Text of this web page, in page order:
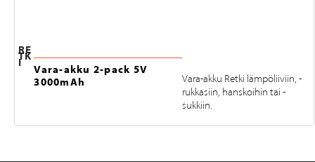
RE
TK
I
Vara-akku 2-pack 5V
3000mAh
Vara-akku Retki lämpöliiviin, -
rukkasiin, hanskoihin tai -
sukkiin.